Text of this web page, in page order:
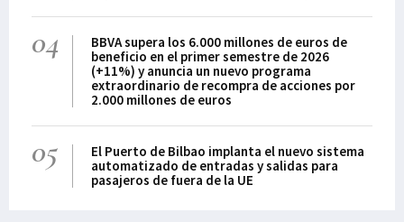
04
BBVA supera los 6.000 millones de euros de
beneficio en el primer semestre de 2026
(+11%) y anuncia un nuevo programa
extraordinario de recompra de acciones por
2.000 millones de euros
05
El Puerto de Bilbao implanta el nuevo sistema
automatizado de entradas y salidas para
pasajeros de fuera de la UE